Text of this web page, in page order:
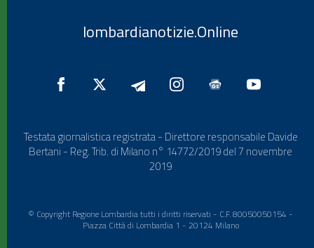
lombardianotizie.Online
Testata giornalistica registrata - Direttore responsabile Davide
Bertani - Reg. Trib. di Milano n° 14772/2019 del 7 novembre
2019
© Copyright Regione Lombardia tutti i diritti riservati - C.F. 80050050154 -
Piazza Città di Lombardia 1 - 20124 Milano